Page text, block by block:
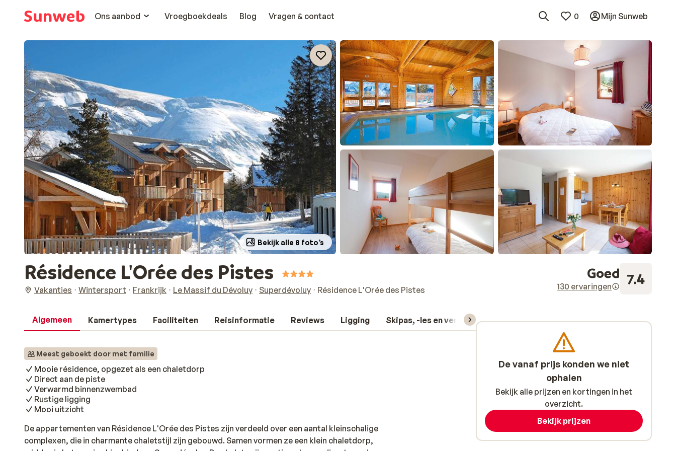
Ons aanbod
Vroegboekdeals Blog Vragen & contact 0 Mijn Sunweb
Bekijk alle 8 foto’s
Résidence L'Orée des Pistes
Vakanties Wintersport Frankrijk Le Massif du Dévoluy Superdévoluy Résidence L'Orée des Pistes
Goed
130 ervaringen 7.4
Algemeen Kamertypes Faciliteiten Reisinformatie Reviews Ligging Skipas, -les en verhuur
Meest geboekt door met familie
Mooie résidence, opgezet als een chaletdorp
Direct aan de piste
Verwarmd binnenzwembad
Rustige ligging
Mooi uitzicht
De appartementen van Résidence L'Orée des Pistes zijn verdeeld over een aantal kleinschalige
complexen, die in charmante chaletstijl zijn gebouwd. Samen vormen ze een klein chaletdorp,
De vanaf prijs konden we niet
ophalen
Bekijk alle prijzen en kortingen in het
overzicht.
Bekijk prijzen